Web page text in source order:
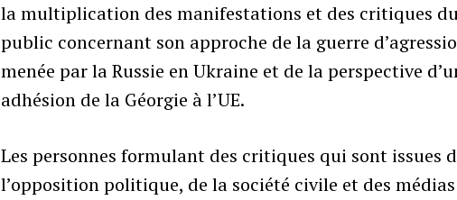
la multiplication des manifestations et des critiques
public concernant son approche de la guerre
menée par la Russie en Ukraine et de la perspective
adhésion de la Géorgie à l’UE.
Les personnes formulant des critiques qui sont issues
l’opposition politique, de la société civile et des